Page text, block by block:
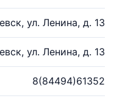
ул. Ленина, д. 13
ул. Ленина, д. 13
8(84494)61352